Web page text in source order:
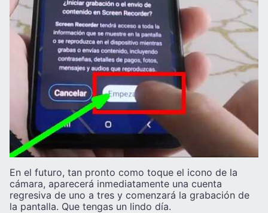
En el futuro, tan pronto como toque el icono de la
cámara, aparecerá inmediatamente una cuenta
regresiva de uno a tres y comenzará la grabación de
la pantalla. Que tengas un lindo día.